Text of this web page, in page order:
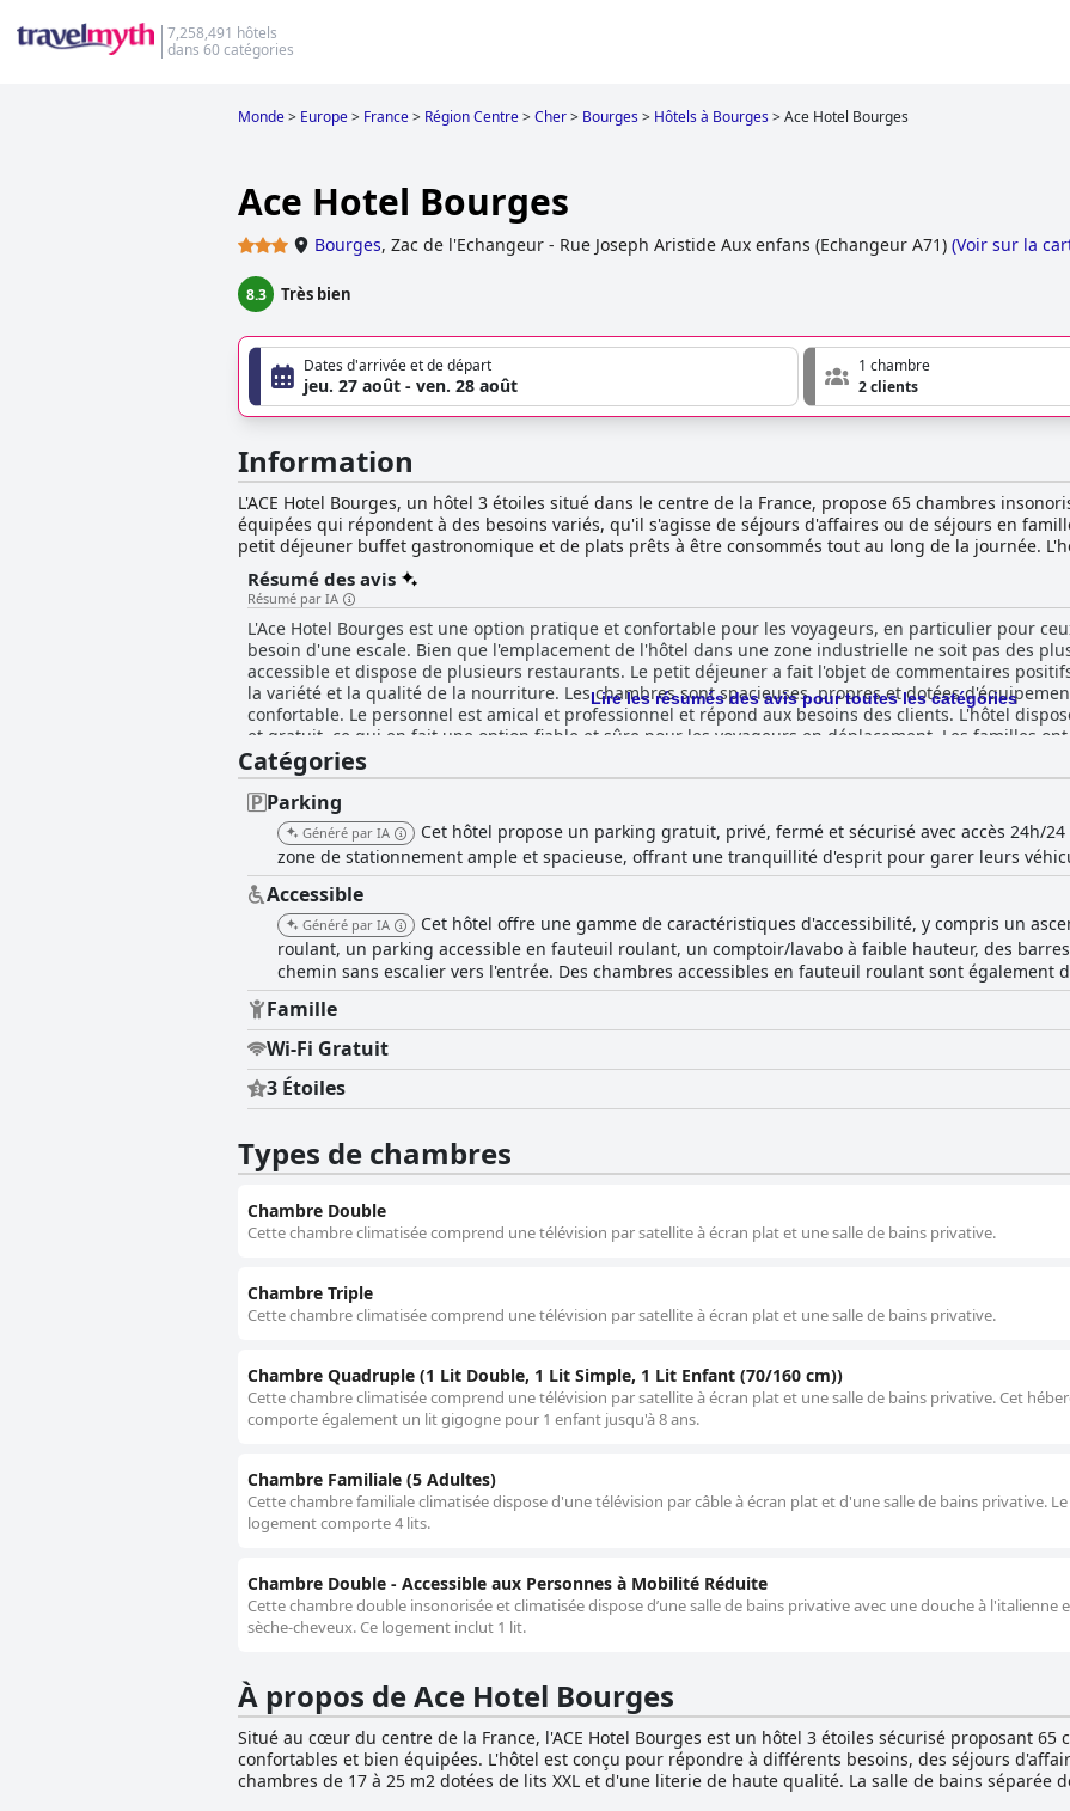
7,258,491 hôtels
dans 60 catégories
Monde> Europe> France> Région Centre>Cher> Bourges> Hôtels à Bourges>Ace Hotel Bourges
Ace Hotel Bourges
Bourges, Zac de l'Echangeur - Rue Joseph Aristide Aux enfans (Echangeur A71) (Voir sur la
8.3 Très bien
Dates d'arrivée et de départ
jeu. 27 août - ven. 28 août
1 chambre
2 clients
Information
L'ACE Hotel Bourges, un hôtel 3 étoiles situé dans le centre de la France, propose 65 chambres
équipées qui répondent à des besoins variés, qu'il s'agisse de séjours d'affaires ou de séjours en
petit déjeuner buffet gastronomique et de plats prêts à être consommés tout au long de la journée.
service 24h/24 et un parking sécurisé gratuit pour plus de commodité. Situé à l'entrée du centre-ville
A71, l'hôtel permet aux clients d'explorer la pittoresque région Centre-Val de Loire, connue pour son
histoire architecturale.
Résumé des avis
Résumé par IA
L'Ace Hotel Bourges est une option pratique et confortable pour les voyageurs, en particulier pour
besoin d'une escale. Bien que l'emplacement de l'hôtel dans une zone industrielle ne soit pas des
accessible et dispose de plusieurs restaurants. Le petit déjeuner a fait l'objet de commentaires
la variété et la qualité de la nourriture. Les chambres sont spacieuses, propres et dotées
confortable. Le personnel est amical et professionnel et répond aux besoins des clients. L'hôtel
et gratuit, ce qui en fait une option fiable et sûre pour les voyageurs en déplacement. Les familles
chambres familiales spacieuses. Bien qu'il y ait eu quelques problèmes mineurs de bruit, de
propreté générale de l'hôtel a été saluée, ce qui en fait un lieu de séjour incontournable pour ceux
ont également bien dormi dans les lits confortables de l'hôtel. L'hôtel est également accessible et
personnes à mobilité réduite.
Lire les résumés des avis pour toutes les catégories
Catégories
Parking
Généré par IA
Cet hôtel propose un parking gratuit, privé, fermé et sécurisé avec accès 24h/
zone de stationnement ample et spacieuse, offrant une tranquillité d'esprit pour garer leurs
Accessible
Généré par IA
Cet hôtel offre une gamme de caractéristiques d'accessibilité, y compris un
roulant, un parking accessible en fauteuil roulant, un comptoir/lavabo à faible hauteur, des
chemin sans escalier vers l'entrée. Des chambres accessibles en fauteuil roulant sont également
Famille
Wi-Fi Gratuit
3 Étoiles
Types de chambres
Chambre Double
Cette chambre climatisée comprend une télévision par satellite à écran plat et une salle de bains privative.
Chambre Triple
Cette chambre climatisée comprend une télévision par satellite à écran plat et une salle de bains privative.
Chambre Quadruple (1 Lit Double, 1 Lit Simple, 1 Lit Enfant (70/160 cm))
Cette chambre climatisée comprend une télévision par satellite à écran plat et une salle de bains privative. Cet
comporte également un lit gigogne pour 1 enfant jusqu'à 8 ans.
Chambre Familiale (5 Adultes)
Cette chambre familiale climatisée dispose d'une télévision par câble à écran plat et d'une salle de bains privative. Le
logement comporte 4 lits.
Chambre Double - Accessible aux Personnes à Mobilité Réduite
Cette chambre double insonorisée et climatisée dispose d’une salle de bains privative avec une douche à l'italienne
sèche-cheveux. Ce logement inclut 1 lit.
À propos de Ace Hotel Bourges
Situé au cœur du centre de la France, l'ACE Hotel Bourges est un hôtel 3 étoiles sécurisé proposant 65
confortables et bien équipées. L'hôtel est conçu pour répondre à différents besoins, des séjours
chambres de 17 à 25 m2 dotées de lits XXL et d'une literie de haute qualité. La salle de bains séparée